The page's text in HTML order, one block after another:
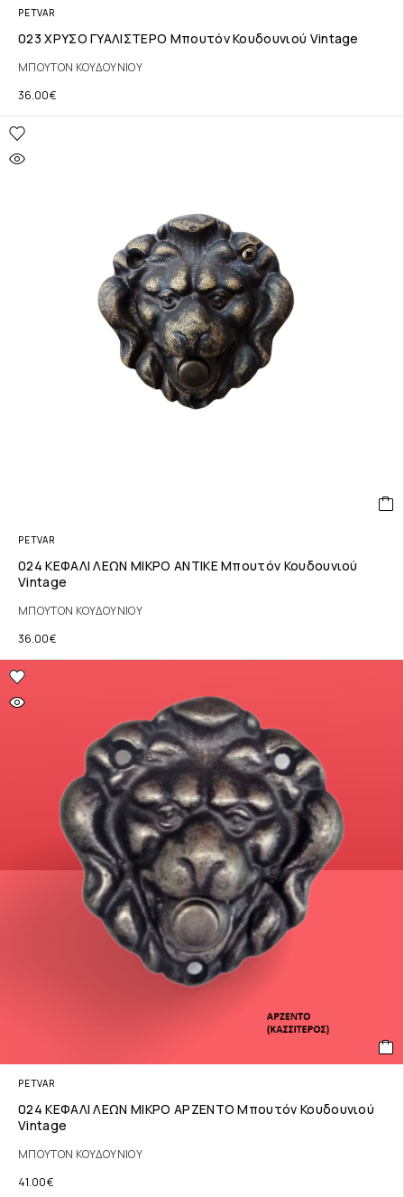
PETVAR
023 ΧΡΥΣΟ ΓΥΑΛΙΣΤΕΡΟ Μπουτόν Κουδουνιού Vintage
ΜΠΟΥΤΟΝ ΚΟΥΔΟΥΝΙΟΥ
36.00€
PETVAR
024 ΚΕΦΑΛΙ ΛΕΩΝ ΜΙΚΡΟ ΑΝΤΙΚΕ Μπουτόν Κουδουνιού
Vintage
ΜΠΟΥΤΟΝ ΚΟΥΔΟΥΝΙΟΥ
36.00€
PETVAR
024 ΚΕΦΑΛΙ ΛΕΩΝ ΜΙΚΡΟ ΑΡΖΕΝΤΟ Μπουτόν Κουδουνιού
Vintage
ΜΠΟΥΤΟΝ ΚΟΥΔΟΥΝΙΟΥ
41.00€